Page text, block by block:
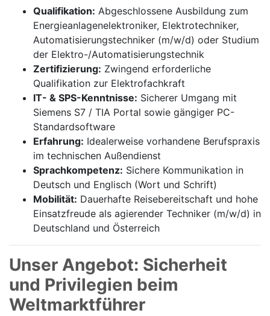
Qualifikation: Abgeschlossene Ausbildung zum
Energieanlagenelektroniker, Elektrotechniker,
Automatisierungstechniker (m/w/d) oder Studium
der Elektro-/Automatisierungstechnik
Zertifizierung: Zwingend erforderliche
Qualifikation zur Elektrofachkraft
IT- & SPS-Kenntnisse: Sicherer Umgang mit
Siemens S7 / TIA Portal sowie gängiger PC-
Standardsoftware
Erfahrung: Idealerweise vorhandene Berufspraxis
im technischen Außendienst
Sprachkompetenz: Sichere Kommunikation in
Deutsch und Englisch (Wort und Schrift)
Mobilität: Dauerhafte Reisebereitschaft und hohe
Einsatzfreude als agierender Techniker (m/w/d) in
Deutschland und Österreich
Unser Angebot: Sicherheit
und Privilegien beim
Weltmarktführer